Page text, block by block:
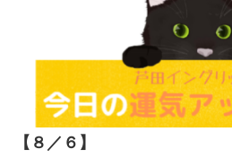
【８／６ 】